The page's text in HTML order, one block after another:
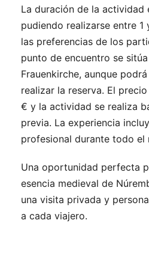
La duración de la actividad
pudiendo realizarse entre 1
las preferencias de los
punto de encuentro se
Frauenkirche, aunque
realizar la reserva. El
€ y la actividad se realiza
previa. La experiencia
profesional durante todo el
Una oportunidad perfecta
esencia medieval de
una visita privada y
a cada viajero.